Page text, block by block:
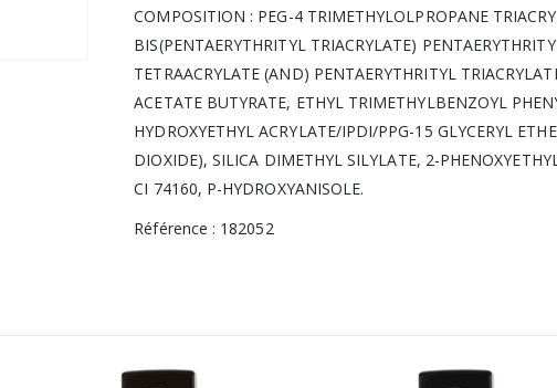
COMPOSITION : PEG-4 TRIMETHYLOLPROPANE
BIS(PENTAERYTHRITYL TRIACRYLATE)
TETRAACRYLATE (AND) PENTAERYTHRITYL
ACETATE BUTYRATE, ETHYL TRIMETHYLBENZOYL
HYDROXYETHYL ACRYLATE/IPDI/PPG-15 GLYCERYL
DIOXIDE), SILICA DIMETHYL SILYLATE, 2-
CI 74160, P-HYDROXYANISOLE.
Référence : 182052